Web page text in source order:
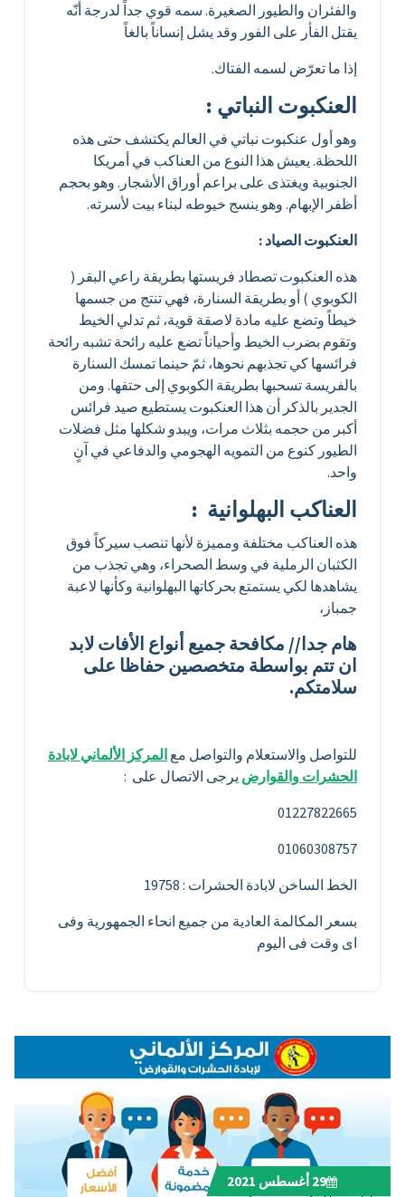
والفئران والطيور الصغيرة. سمه قوي جداً لدرجة أنّه
يقتل الفأر على الفور وقد يشل إنساناً بالغاً
إذا ما تعرّض لسمه الفتاك.
العنكبوت النباتي :
وهو أول عنكبوت نباتي في العالم يكتشف حتى هذه
اللحظة. يعيش هذا النوع من العناكب في أمريكا
الجنوبية ويغتذى على براعم أوراق الأشجار. وهو بحجم
أظفر الإبهام. وهو ينسج خيوطه لبناء بيت لأسرته.
العنكبوت الصياد :
هذه العنكبوت تصطاد فريستها بطريقة راعي البقر (
الكوبوي ) أو بطريقة السنارة، فهي تنتج من جسمها
خيطاً وتضع عليه مادة لاصقة قوية، ثم تدلي الخيط
وتقوم بضرب الخيط وأحياناً تضع عليه رائحة تشبه رائحة
فرائسها كي تجذبهم نحوها، ثمّ حينما تمسك السنارة
بالفريسة تسحبها بطريقة الكوبوي إلى حتفها. ومن
الجدير بالذكر أن هذا العنكبوت يستطيع صيد فرائس
أكبر من حجمه بثلاث مرات، ويبدو شكلها مثل فضلات
الطيور كنوع من التمويه الهجومي والدفاعي في آنٍ
واحد.
العناكب البهلوانية :
هذه العناكب مختلفة ومميزة لأنها تنصب سيركاً فوق
الكثبان الرملية في وسط الصحراء، وهي تجذب من
يشاهدها لكي يستمتع بحركاتها البهلوانية وكأنها لاعبة
جمباز،
هام جدا// مكافحة جميع أنواع الأفات لابد
ان تتم بواسطة متخصصين حفاظا على
سلامتكم.
للتواصل والاستعلام والتواصل معالمركز الألماني لابادة
الحشرات والقوارض يرجى الاتصال على :
01227822665
01060308757
الخط الساخن لابادة الحشرات : 19758
بسعر المكالمة العادية من جميع انحاء الجمهورية وفى
اى وقت فى اليوم
29أغسطس 2021